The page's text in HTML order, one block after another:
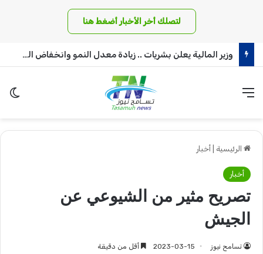
لتصلك أخر الأخبار أضغط هنا
وزير المالية يعلن بشريات .. زيادة معدل النمو وانخفاض التضخم!!
القائمة
الرئيسية أخبار
أخبار
تصريح مثير من الشيوعي عن
الجيش
تسامح نيوز 2023-03-15 أقل من دقيقة